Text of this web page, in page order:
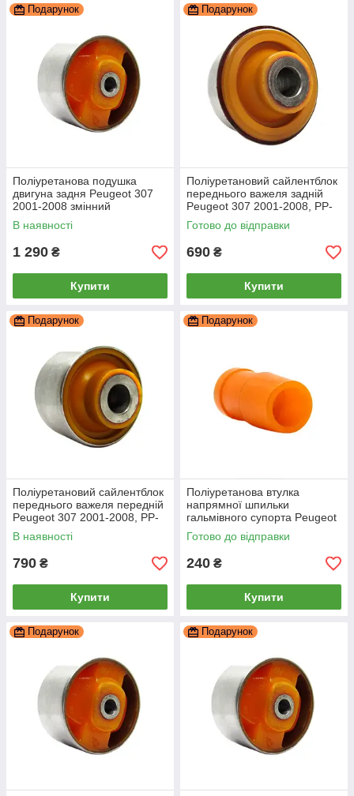
Подарунок
Поліуретанова подушка
двигуна задня Peugeot 307
2001-2008 змінний
сайлентблок d-65mm, PP-
0897
В наявності
1 290 ₴
Купити
Подарунок
Поліуретановий сайлентблок
переднього важеля задній
Peugeot 307 2001-2008, PP-
0695
Готово до відправки
690 ₴
Купити
Подарунок
Поліуретановий сайлентблок
переднього важеля передній
Peugeot 307 2001-2008, PP-
0696
В наявності
790 ₴
Купити
Подарунок
Поліуретанова втулка
напрямної шпильки
гальмівного супорта Peugeot
307 2001-2008, PP-0866
Готово до відправки
240 ₴
Купити
Подарунок Подарунок